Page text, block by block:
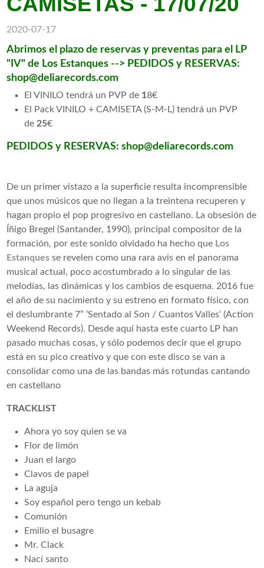
2020-07-17
Abrimos el plazo de reservas y preventas para el LP
"IV" de Los Estanques --> PEDIDOS y RESERVAS:
shop@deliarecords.com
El VINILO tendrá un PVP de 18€
El Pack VINILO + CAMISETA (S-M-L) tendrá un PVP
de25€
PEDIDOS y RESERVAS: shop@deliarecords.com
De un primer vistazo a la superficie resulta incomprensible
que unos músicos que no llegan a la treintena recuperen y
hagan propio el pop progresivo en castellano. La obsesión de
Íñigo Bregel (Santander, 1990), principal compositor de la
formación, por este sonido olvidado ha hecho que Los
Estanques se revelen como una rara avis en el panorama
musical actual, poco acostumbrado a lo singular de las
melodías, las dinámicas y los cambios de esquema. 2016 fue
el año de su nacimiento y su estreno en formato físico, con
el deslumbrante 7” ‘Sentado al Son / Cuantos Valles‘ (Action
Weekend Records). Desde aquí hasta este cuarto LP han
pasado muchas cosas, y sólo podemos decir que el grupo
está en su pico creativo y que con este disco se van a
consolidar como una de las bandas más rotundas cantando
en castellano
TRACKLIST
Ahora yo soy quien se va
Flor de limón
Juan el largo
Clavos de papel
La aguja
Soy español pero tengo un kebab
Comunión
Emilio el busagre
Mr. Clack
Nací santo